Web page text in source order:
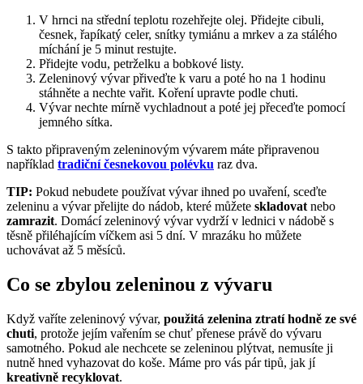
V hrnci na střední teplotu rozehřejte olej. Přidejte cibuli,
česnek, řapíkatý celer, snítky tymiánu a mrkev a za stálého
míchání je 5 minut restujte.
Přidejte vodu, petrželku a bobkové listy.
Zeleninový vývar přiveďte k varu a poté ho na 1 hodinu
stáhněte a nechte vařit. Koření upravte podle chuti.
Vývar nechte mírně vychladnout a poté jej přeceďte pomocí
jemného sítka.
S takto připraveným zeleninovým vývarem máte připravenou
například tradiční česnekovou polévku raz dva.
TIP: Pokud nebudete používat vývar ihned po uvaření, sceďte
zeleninu a vývar přelijte do nádob, které můžete skladovat nebo
zamrazit. Domácí zeleninový vývar vydrží v lednici v nádobě s
těsně přiléhajícím víčkem asi 5 dní. V mrazáku ho můžete
uchovávat až 5 měsíců.
Co se zbylou zeleninou z vývaru
Když vaříte zeleninový vývar, použitá zelenina ztratí hodně ze své
chuti, protože jejím vařením se chuť přenese právě do vývaru
samotného. Pokud ale nechcete se zeleninou plýtvat, nemusíte ji
nutně hned vyhazovat do koše. Máme pro vás pár tipů, jak jí
kreativně recyklovat.